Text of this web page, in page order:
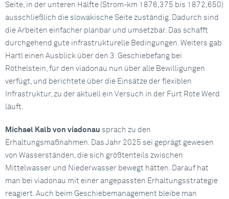
Seite, in der unteren Hälfte (Strom-km 1876,375 bis 1872,650)
ausschließlich die slowakische Seite zuständig. Dadurch sind
die Arbeiten einfacher planbar und umsetzbar. Das schafft
durchgehend gute infrastrukturelle Bedingungen. Weiters gab
Hartl einen Ausblick über den 3. Geschiebefang bei
Röthelstein, für den viadonau nun über alle Bewilligungen
verfügt, und berichtete über die Einsätze der flexiblen
Infrastruktur, zu der aktuell ein Versuch in der Furt Rote Werd
läuft.
Michael Kalb von viadonau sprach zu den
Erhaltungsmaßnahmen. Das Jahr 2025 sei geprägt gewesen
von Wasserständen, die sich größtenteils zwischen
Mittelwasser und Niederwasser bewegt hätten. Darauf hat
man bei viadonau mit einer angepassten Erhaltungsstrategie
reagiert. Auch beim Geschiebemanagement bleibe man